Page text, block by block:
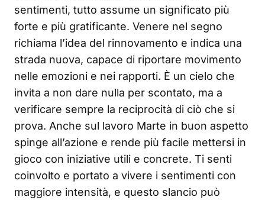
sentimenti, tutto assume un significato più
forte e più gratificante. Venere nel segno
richiama l’idea del rinnovamento e indica una
strada nuova, capace di riportare movimento
nelle emozioni e nei rapporti. È un cielo che
invita a non dare nulla per scontato, ma a
verificare sempre la reciprocità di ciò che si
prova. Anche sul lavoro Marte in buon aspetto
spinge all’azione e rende più facile mettersi in
gioco con iniziative utili e concrete. Ti senti
coinvolto e portato a vivere i sentimenti con
maggiore intensità, e questo slancio può